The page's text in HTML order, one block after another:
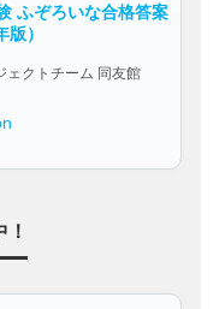
ふぞろいな合格答案
）
ェクトチーム 同友館